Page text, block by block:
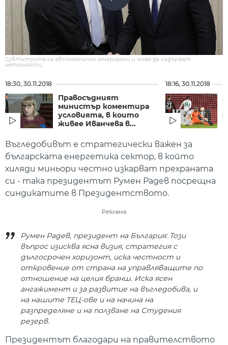
Субтитрите са автоматично генерирани и може да съдържат
неточности.
18:30, 30.11.2018
Правосъдният
министър коментира
условията, в които
живее Иванчева в...
18:16, 30.11.2018
Въгледобивът е стратегически важен за
българската енергетика сектор, в който
хиляди миньори честно изкарват прехраната
си - така президентът Румен Радев посрещна
синдикатите в Президентството.
Реклама
Румен Радев, президент на България: Този
въпрос изисква ясна визия, стратегия с
дългосрочен хоризонт, иска честност и
откровение от страна на управляващите по
отношение на целия бранш. Иска ясен
ангажимент и за развитие на въгледобива, и
на нашите ТЕЦ-ове и на начина на
разпределяне и на ползване на Студения
резерв.
Президентът благодари на правителството